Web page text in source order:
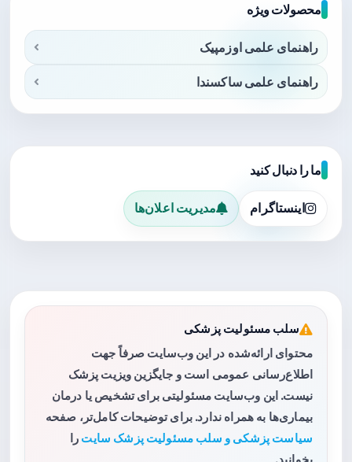
محصولات ویژه
راهنمای علمی اوزمپیک
راهنمای علمی ساکسندا
ما را دنبال کنید
اینستاگرام مدیریت اعلان‌ها
سلب مسئولیت پزشکی
محتوای ارائه‌شده در این وب‌سایت صرفاً جهت
اطلاع‌رسانی عمومی است و جایگزین ویزیت پزشک
نیست. این وب‌سایت مسئولیتی برای تشخیص یا درمان
بیماری‌ها به همراه ندارد. برای توضیحات کامل‌تر، صفحه
سیاست پزشکی و سلب مسئولیت پزشک سایت را